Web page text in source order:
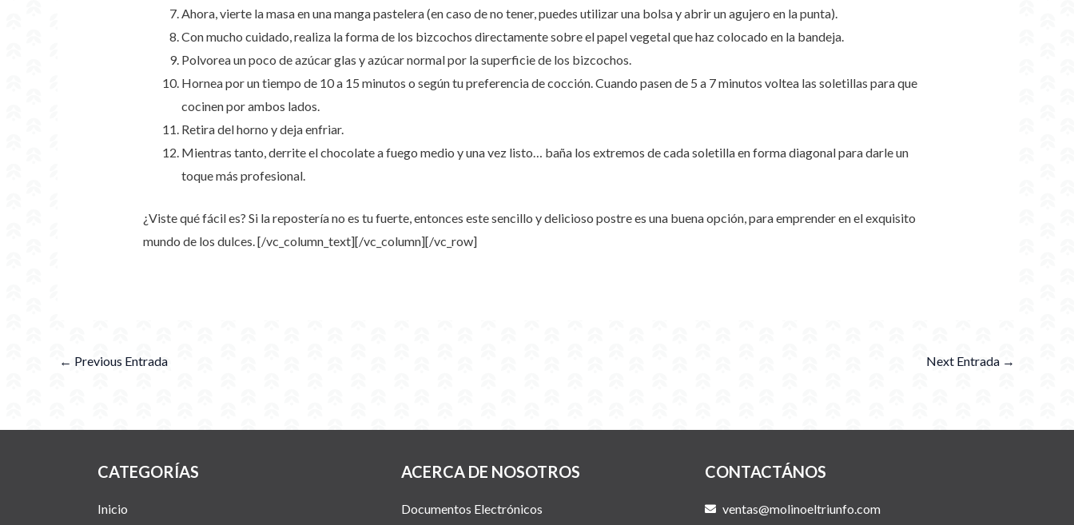
Ahora, vierte la masa en una manga pastelera (en caso de no tener, puedes utilizar una bolsa y abrir un agujero en la punta).
Con mucho cuidado, realiza la forma de los bizcochos directamente sobre el papel vegetal que haz colocado en la bandeja.
Polvorea un poco de azúcar glas y azúcar normal por la superficie de los bizcochos.
Hornea por un tiempo de 10 a 15 minutos o según tu preferencia de cocción. Cuando pasen de 5 a 7 minutos voltea las soletillas para que
cocinen por ambos lados.
Retira del horno y deja enfriar.
Mientras tanto, derrite el chocolate a fuego medio y una vez listo… baña los extremos de cada soletilla en forma diagonal para darle un
toque más profesional.
¿Viste qué fácil es? Si la repostería no es tu fuerte, entonces este sencillo y delicioso postre es una buena opción, para emprender en el exquisito
mundo de los dulces. [/vc_column_text][/vc_column][/vc_row]
← Previous Entrada Next Entrada →
CATEGORÍAS
Inicio
ACERCA DE NOSOTROS
Documentos Electrónicos
CONTACTÁNOS
ventas@molinoeltriunfo.com